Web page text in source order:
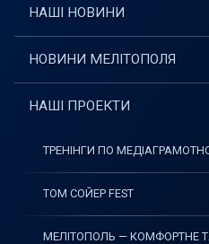
НАШІ НОВИНИ
НОВИНИ МЕЛІТОПОЛЯ
НАШІ ПРОЕКТИ
ТРЕНІНГИ ПО
ТОМ СОЙЕР FEST
МЕЛІТОПОЛЬ — КОМФОРТНЕ